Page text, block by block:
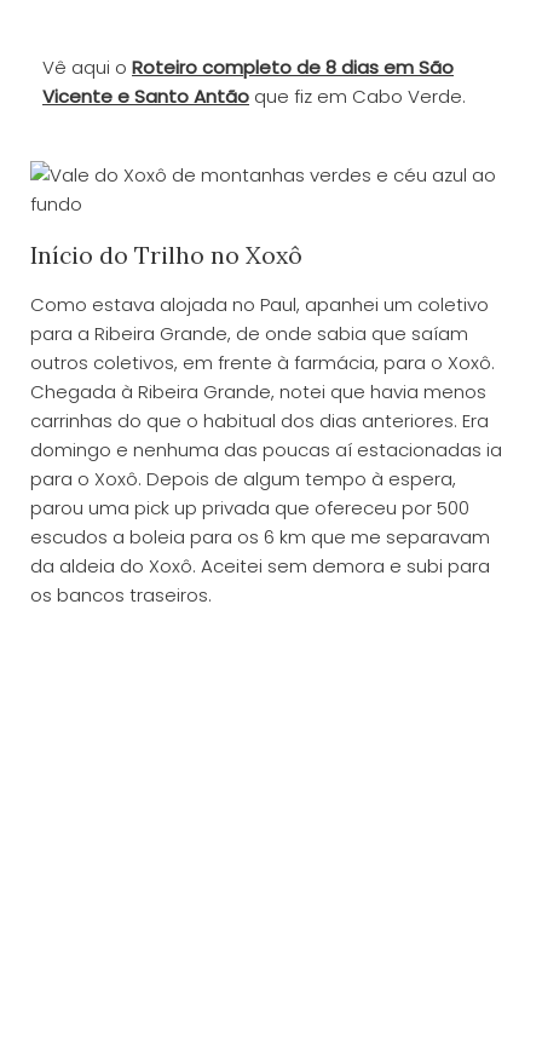
Vê aqui o Roteiro completo de 8 dias em São
Vicente e Santo Antão que fiz em Cabo Verde.
Início do Trilho no Xoxô
Como estava alojada no Paul, apanhei um coletivo
para a Ribeira Grande, de onde sabia que saíam
outros coletivos, em frente à farmácia, para o Xoxô.
Chegada à Ribeira Grande, notei que havia menos
carrinhas do que o habitual dos dias anteriores. Era
domingo e nenhuma das poucas aí estacionadas ia
para o Xoxô. Depois de algum tempo à espera,
parou uma pick up privada que ofereceu por 500
escudos a boleia para os 6 km que me separavam
da aldeia do Xoxô. Aceitei sem demora e subi para
os bancos traseiros.